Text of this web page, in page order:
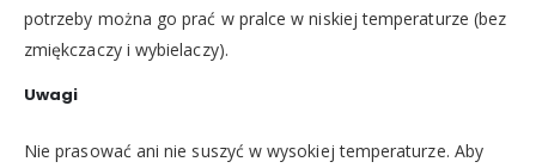
potrzeby można go prać w pralce w niskiej temperaturze (bez
zmiękczaczy i wybielaczy).
Uwagi
Nie prasować ani nie suszyć w wysokiej temperaturze. Aby